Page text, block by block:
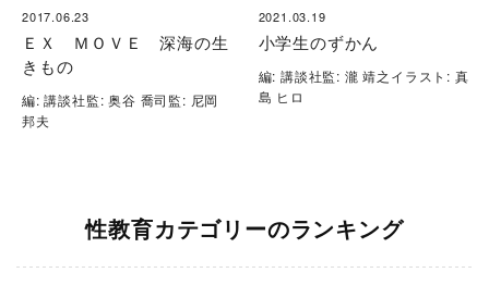
2017.06.23
ＥＸ ＭＯＶＥ 深海の生
きもの
編: 講談社監: 奥谷 喬司監: 尼岡
邦夫
2021.03.19
小学生のずかん
編: 講談社監: 瀧 靖之イラスト: 真
島 ヒロ
性教育カテゴリーのランキング